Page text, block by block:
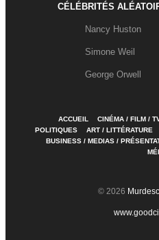
CÉLÉBRITÉS
Nancy Huston
Simone Weil
George Orwell
ACCUEIL CINÉMA / FILM /
POLITIQUES
ART / LITTÉRATURE
BUSINESS / MEDIAS /
© 2026